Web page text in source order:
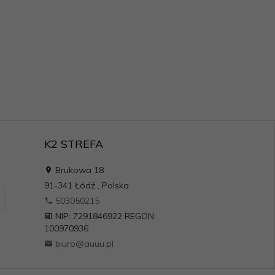
K2 STREFA
Brukowa 18
91-341 Łódź, Polska
503050215
NIP: 7291846922 REGON:
100970936
biuro@auuu.pl